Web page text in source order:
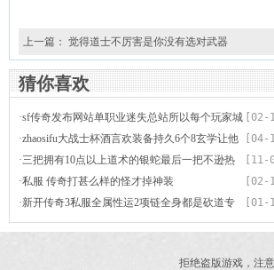
上一篇： 觉得道士不厉害是你没有选对武器
猜你喜欢
[02-
·sf传奇发布网站单职业迷失总站所以每个玩家城
市参取
[04-
·zhaosifu大战士杯酒言欢装备持久6个8玄学让他
玩明白了
[11-
·三把拥有10点以上道术的银蛇最后一把不逊热
血之刃
[02-
·私服 传奇打甚么样的怪才掉神装
[01-
·新开传奇3私服全属性运2项链全身都是砍道专
属佩戴练级无忧
拒绝盗版游戏，注